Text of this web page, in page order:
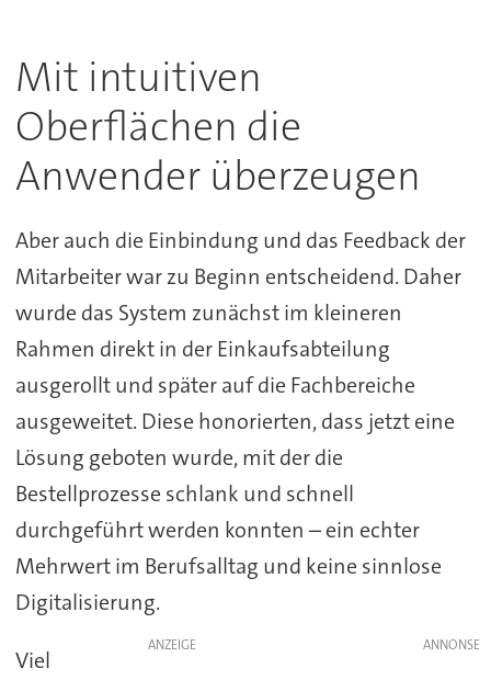
Mit intuitiven
Oberflächen die
Anwender überzeugen
Aber auch die Einbindung und das Feedback der
Mitarbeiter war zu Beginn entscheidend. Daher
wurde das System zunächst im kleineren
Rahmen direkt in der Einkaufsabteilung
ausgerollt und später auf die Fachbereiche
ausgeweitet. Diese honorierten, dass jetzt eine
Lösung geboten wurde, mit der die
Bestellprozesse schlank und schnell
durchgeführt werden konnten – ein echter
Mehrwert im Berufsalltag und keine sinnlose
Digitalisierung.
ANZEIGE
Viel